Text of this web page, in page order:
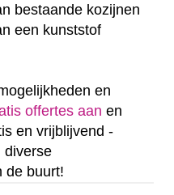
bestaande kozijnen
een kunststof
en
offertes aan en
en vrijblijvend -
diverse
de buurt!